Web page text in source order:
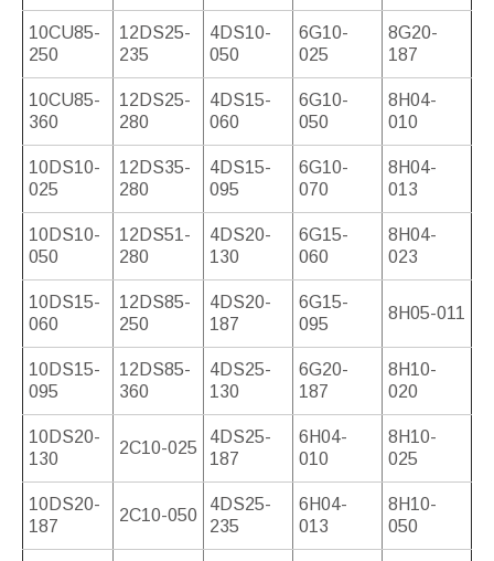
10CU85-
250
12DS25-
235
4DS10-
050
6G10-
025
8G20-
187
10CU85-
360
12DS25-
280
4DS15-
060
6G10-
050
8H04-
010
10DS10-
025
12DS35-
280
4DS15-
095
6G10-
070
8H04-
013
10DS10-
050
12DS51-
280
4DS20-
130
6G15-
060
8H04-
023
10DS15-
060
12DS85-
250
4DS20-
187
6G15-
095
8H05-011
10DS15-
095
12DS85-
360
4DS25-
130
6G20-
187
8H10-
020
10DS20-
130
2C10-025
4DS25-
187
6H04-
010
8H10-
025
10DS20-
187
2C10-050
4DS25-
235
6H04-
013
8H10-
050